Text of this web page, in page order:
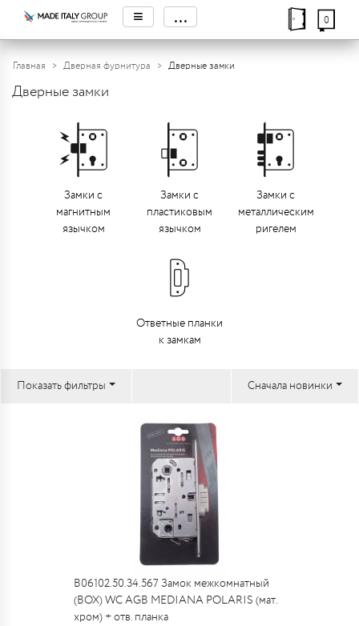
≡ ... 0
Главная Дверная фурнитура Дверные замки
Дверные замки
Замки с
магнитным
язычком
Замки с
пластиковым
язычком
Замки с
металлическим
ригелем
Ответные планки
к замкам
Показать фильтры Сначала новинки
B06102.50.34.567 Замок межкомнатный
(BOX) WC AGB MEDIANA POLARIS (мат.
хром) + отв. планка